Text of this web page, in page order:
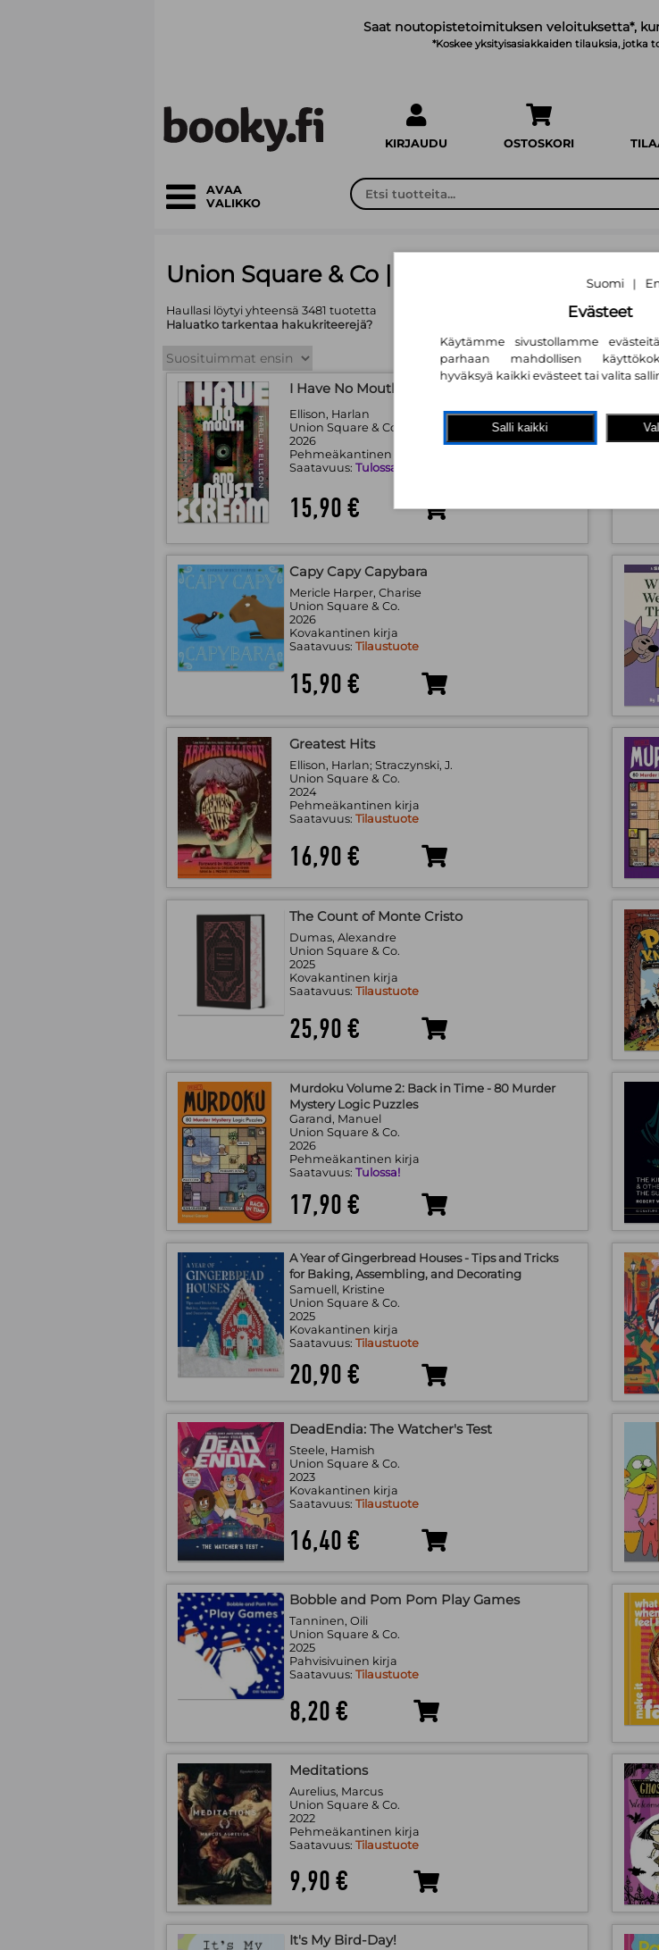
Saat noutopistetoimituksen veloituksetta*,
*Koskee yksityisasiakkaiden tilauksia, jotka
KIRJAUDU OSTOSKORI
AVAA
VALIKKO
Union Square & Co | Booky.fi
Haullasi löytyi yhteensä 3481 tuotetta
Haluatko tarkentaa hakukriteerejä?
I Have No Mouth, and I Must Scream
Ellison, Harlan
Union Square & Co.
2026
Pehmeäkantinen kirja
Saatavuus:Tulossa!
15,90 €
Capy Capy Capybara
Mericle Harper, Charise
Union Square & Co.
2026
Kovakantinen kirja
Saatavuus:Tilaustuote
15,90 €
Greatest Hits
Ellison, Harlan; Straczynski, J.
Union Square & Co.
2024
Pehmeäkantinen kirja
Saatavuus:Tilaustuote
16,90 €
The Count of Monte Cristo
Dumas, Alexandre
Union Square & Co.
2025
Kovakantinen kirja
Saatavuus:Tilaustuote
25,90 €
Murdoku Volume 2: Back in Time - 80 Murder
Mystery Logic Puzzles
Garand, Manuel
Union Square & Co.
2026
Pehmeäkantinen kirja
Saatavuus:Tulossa!
17,90 €
A Year of Gingerbread Houses - Tips and Tricks
for Baking, Assembling, and Decorating
Samuell, Kristine
Union Square & Co.
2025
Kovakantinen kirja
Saatavuus:Tilaustuote
20,90 €
DeadEndia: The Watcher's Test
Steele, Hamish
Union Square & Co.
2023
Kovakantinen kirja
Saatavuus:Tilaustuote
16,40 €
Bobble and Pom Pom Play Games
Tanninen, Oili
Union Square & Co.
2025
Pahvisivuinen kirja
Saatavuus:Tilaustuote
8,20 €
Meditations
Aurelius, Marcus
Union Square & Co.
2022
Pehmeäkantinen kirja
Saatavuus:Tilaustuote
9,90 €
It's My Bird-Day!
Suomi |
Evästeet
Käytämme sivustollamme
parhaan mahdollisen
hyväksyä kaikki evästeet tai valita
Salli kaikki